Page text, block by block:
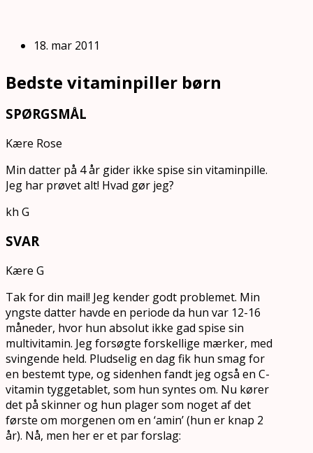
18. mar 2011
Bedste vitaminpiller børn
SPØRGSMÅL
Kære Rose
Min datter på 4 år gider ikke spise sin vitaminpille.
Jeg har prøvet alt! Hvad gør jeg?
kh G
SVAR
Kære G
Tak for din mail! Jeg kender godt problemet. Min
yngste datter havde en periode da hun var 12-16
måneder, hvor hun absolut ikke gad spise sin
multivitamin. Jeg forsøgte forskellige mærker, med
svingende held. Pludselig en dag fik hun smag for
en bestemt type, og sidenhen fandt jeg også en C-
vitamin tyggetablet, som hun syntes om. Nu kører
det på skinner og hun plager som noget af det
første om morgenen om en ‘amin’ (hun er knap 2
år). Nå, men her er et par forslag: